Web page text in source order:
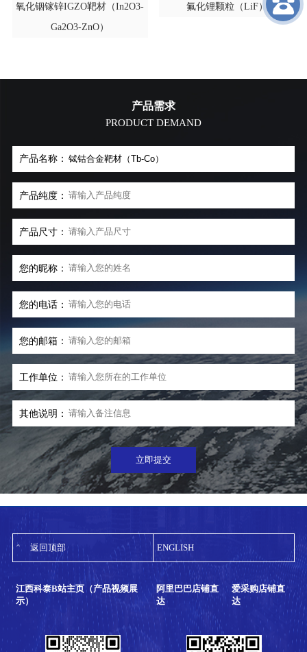
氧化铟镓锌IGZO靶材（In2O3-
Ga2O3-ZnO）
氟化锂颗粒（LiF）
产品需求
PRODUCT DEMAND
产品名称：
产品纯度：
产品尺寸：
您的昵称：
您的电话：
您的邮箱：
工作单位：
其他说明：
立即提交
返回顶部 ENGLISH
江西科泰B站主页（产品视频展
示）
阿里巴巴店铺直
达
爱采购店铺直
达